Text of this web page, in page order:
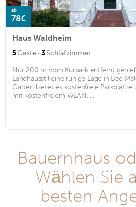
ab
78€
Haus Waldheim
5Gäste · 3Schlafzimmer
Nur 200 m vom Kurpark entfernt
Landhausstil eine ruhige Lage in Bad
Garten bietet es kostenfreie
mit kostenfreiem WLAN. ...
Bauernhaus
Wählen Sie
besten